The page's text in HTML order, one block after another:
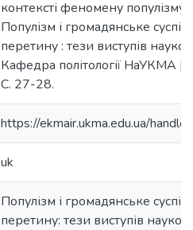
контексті феномену популізму
Популізм і громадянське
перетину : тези виступів
Кафедра політології НаУКМА
С. 27-28.
https://ekmair.ukma.edu.ua/
uk
Популізм і громадянське
перетину: тези виступів